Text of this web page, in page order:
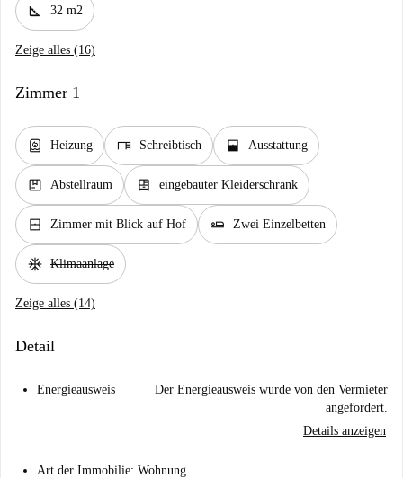
square_foot 32 m2
Zeige alles (16)
Zimmer 1
water_heater Heizung desk Schreibtisch window_open Ausstattung
package Abstellraum dresser eingebauter Kleiderschrank
window_closed Zimmer mit Blick auf Hof airline_seat_flat Zwei Einzelbetten
ac_unit Klimaanlage
Zeige alles (14)
Detail
Energieausweis
Der Energieausweis wurde von den Vermieter
angefordert.
Details anzeigen
Art der Immobilie: Wohnung